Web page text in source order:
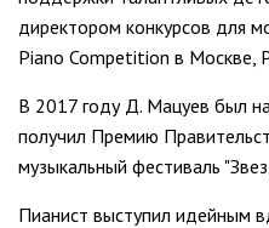
директором конкурсов для
Piano Competition в Москве,
В 2017 году Д. Мацуев был
получил Премию
музыкальный фестиваль
Пианист выступил идейным